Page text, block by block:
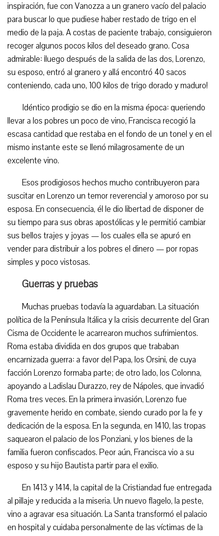
inspiración, fue con Vanozza a un granero vacío del palacio
para buscar lo que pudiese haber restado de trigo en el
medio de la paja. A costas de paciente trabajo, consiguieron
recoger algunos pocos kilos del deseado grano. Cosa
admirable: ¡luego después de la salida de las dos, Lorenzo,
su esposo, entró al granero y allá encontró 40 sacos
conteniendo, cada uno, 100 kilos de trigo dorado y maduro!
Idéntico prodigio se dio en la misma época: queriendo
llevar a los pobres un poco de vino, Francisca recogió la
escasa cantidad que restaba en el fondo de un tonel y en el
mismo instante este se llenó milagrosamente de un
excelente vino.
Esos prodigiosos hechos mucho contribuyeron para
suscitar en Lorenzo un temor reverencial y amoroso por su
esposa. En consecuencia, él le dio libertad de disponer de
su tiempo para sus obras apostólicas y le permitió cambiar
sus bellos trajes y joyas — los cuales ella se apuró en
vender para distribuir a los pobres el dinero — por ropas
simples y poco vistosas.
Guerras y pruebas
Muchas pruebas todavía la aguardaban. La situación
política de la Península Itálica y la crisis decurrente del Gran
Cisma de Occidente le acarrearon muchos sufrimientos.
Roma estaba dividida en dos grupos que trababan
encarnizada guerra: a favor del Papa, los Orsini, de cuya
facción Lorenzo formaba parte; de otro lado, los Colonna,
apoyando a Ladislau Durazzo, rey de Nápoles, que invadió
Roma tres veces. En la primera invasión, Lorenzo fue
gravemente herido en combate, siendo curado por la fe y
dedicación de la esposa. En la segunda, en 1410, las tropas
saquearon el palacio de los Ponziani, y los bienes de la
familia fueron confiscados. Peor aún, Francisca vio a su
esposo y su hijo Bautista partir para el exilio.
En 1413 y 1414, la capital de la Cristiandad fue entregada
al pillaje y reducida a la miseria. Un nuevo flagelo, la peste,
vino a agravar esa situación. La Santa transformó el palacio
en hospital y cuidaba personalmente de las víctimas de la